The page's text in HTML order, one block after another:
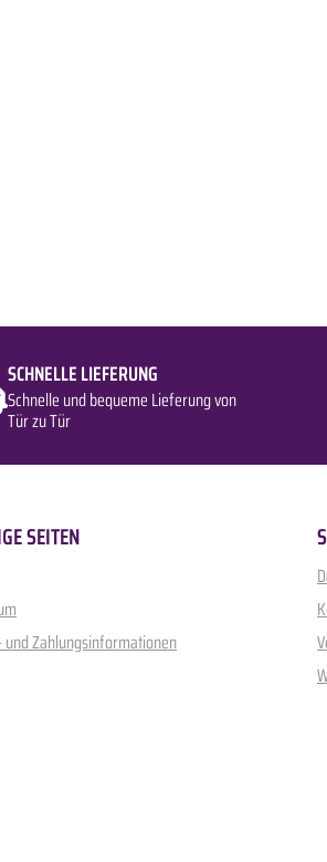
SCHNELLE LIEFERUNG
Schnelle und bequeme Lieferung von
Tür zu Tür
SEITEN
und Zahlungsinformationen